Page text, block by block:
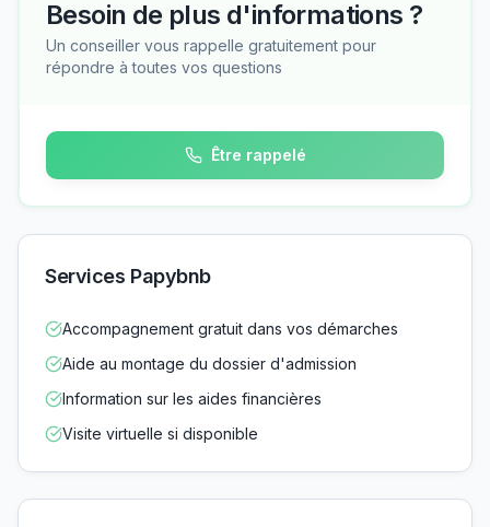
Besoin de plus d'informations ?
Un conseiller vous rappelle gratuitement pour
répondre à toutes vos questions
Être rappelé
Services Papybnb
Accompagnement gratuit dans vos démarches
Aide au montage du dossier d'admission
Information sur les aides financières
Visite virtuelle si disponible